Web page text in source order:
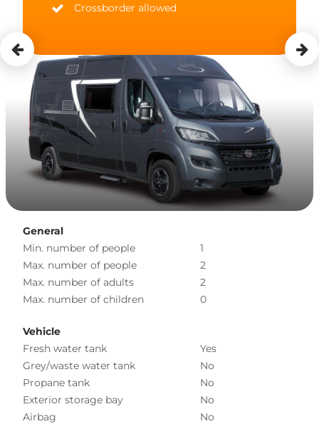
Crossborder allowed
General
Min. number of people
1
Max. number of people
2
Max. number of adults
2
Max. number of children
0
Vehicle
Fresh water tank
Yes
Grey/waste water tank
No
Propane tank
No
Exterior storage bay
No
Airbag
No